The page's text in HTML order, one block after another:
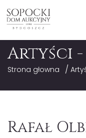
Artyści -
Strona głowna /
Rafał